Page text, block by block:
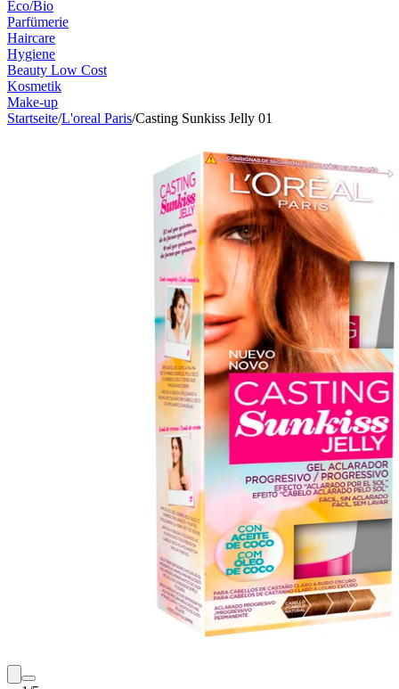
Eco/Bio
Parfümerie
Haircare
Hygiene
Beauty Low Cost
Kosmetik
Make-up
Startseite/L'oreal Paris/Casting Sunkiss Jelly 01